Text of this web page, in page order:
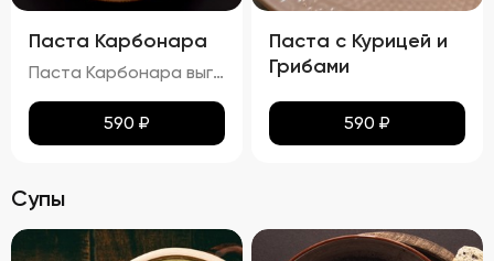
Паста Карбонара
Паста Карбонара выглядит аппетитно, с глянцевыми макаронами, покрытыми сливочно-яичным соусом. Пармезан и базилик добавляют контраст и завершают внешний вид блюда, делая его еще более привлекательным. Вкус пасты Карбонара насыщен сливочными нотками, с оттенками копчёного вкуса грудинки и лёгкими нюансами чеснока и лука. Запах блюда богат и манящ, с ароматами чеснока, лука и пармезана. Консистенция пасты идеальна: макароны упругие (al dente), а соус густой и обволакивает каждую макаронину. Грудинка хрустящая снаружи и нежная внутри, что добавляет блюду особую текстурную сложность.
590 ₽
Паста с Курицей и
Грибами
590 ₽
Супы